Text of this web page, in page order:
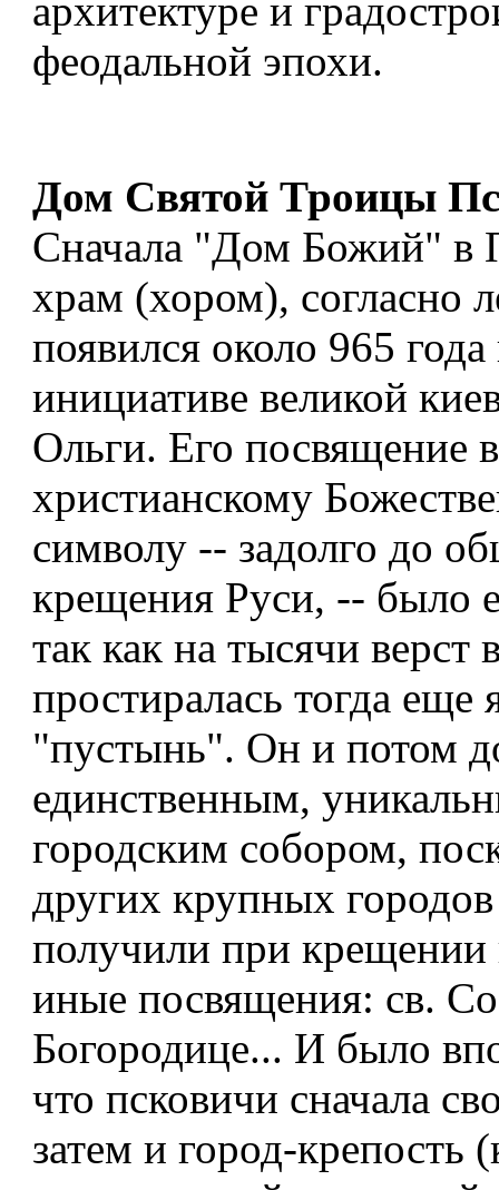
архитектуре и
феодальной эпохи.
Дом Святой Троицы
Сначала "Дом Божий" в
храм (хором), согласно
появился около 965
инициативе великой
Ольги. Его посвящение
христианскому
символу -- задолго до
крещения Руси, -- было
так как на тысячи верст
простиралась тогда еще
"пустынь". Он и потом
единственным,
городским собором,
других крупных
получили при крещении
иные посвящения: св.
Богородице... И было
что псковичи сначала
затем и город-крепость